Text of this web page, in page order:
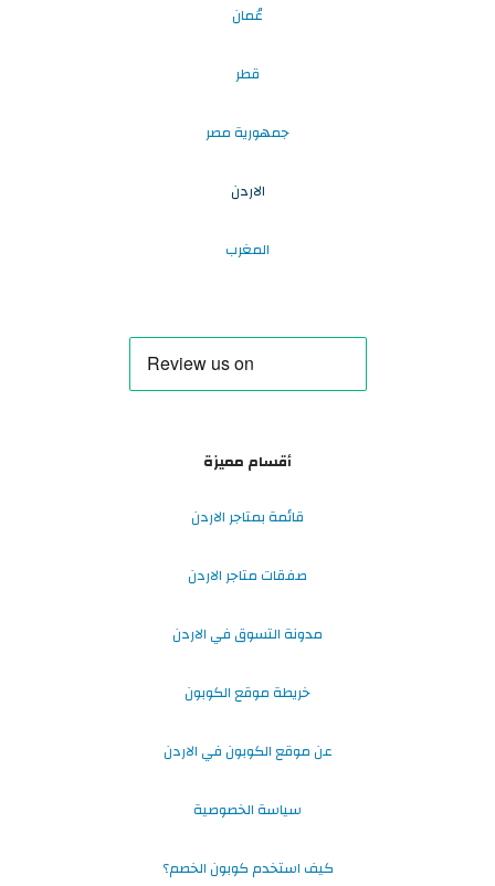
عُمان
قطر
جمهورية مصر
الاردن
المغرب
أقسام مميزة
قائمة بمتاجر الاردن
صفقات متاجر الاردن
مدونة التسوق في الاردن
خريطة موقع الكوبون
عن موقع الكوبون في الاردن
سياسة الخصوصية
كيف استخدم كوبون الخصم؟